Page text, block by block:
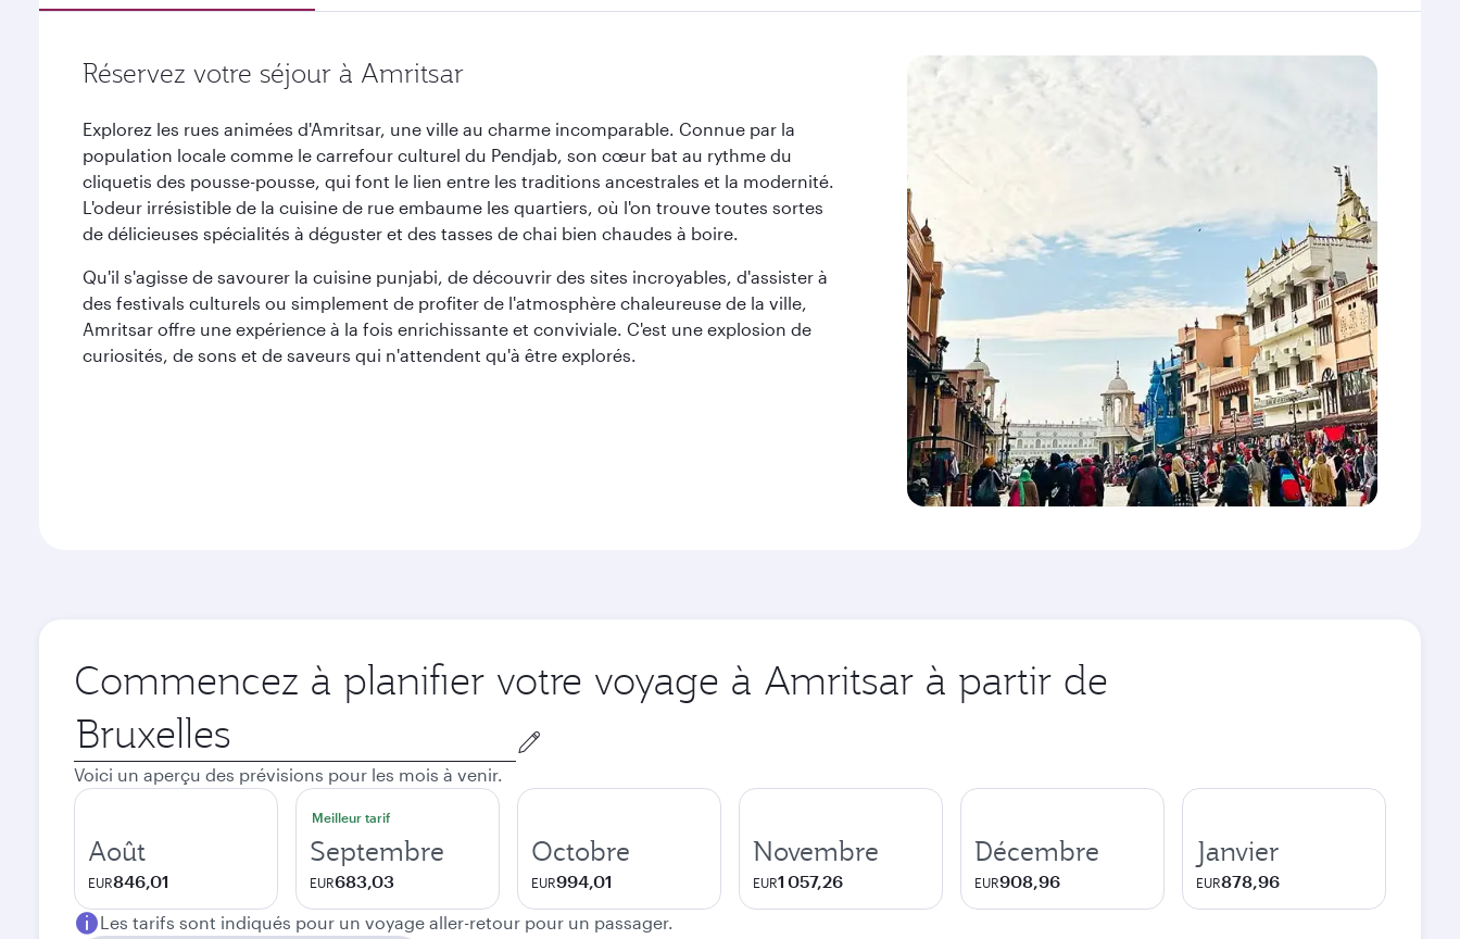
Réservez votre séjour à Amritsar
Explorez les rues animées d'Amritsar, une ville au charme incomparable. Connue par la
population locale comme le carrefour culturel du Pendjab, son cœur bat au rythme du
cliquetis des pousse-pousse, qui font le lien entre les traditions ancestrales et la modernité.
L'odeur irrésistible de la cuisine de rue embaume les quartiers, où l'on trouve toutes sortes
de délicieuses spécialités à déguster et des tasses de chai bien chaudes à boire.
Qu'il s'agisse de savourer la cuisine punjabi, de découvrir des sites incroyables, d'assister à
des festivals culturels ou simplement de profiter de l'atmosphère chaleureuse de la ville,
Amritsar offre une expérience à la fois enrichissante et conviviale. C'est une explosion de
curiosités, de sons et de saveurs qui n'attendent qu'à être explorés.
Commencez à planifier votre voyage à Amritsar à partir de
Ville
de
départ
Voici un aperçu des prévisions pour les mois à venir.
Août
EUR846,01
Meilleur tarif
Septembre
EUR683,03
Octobre
EUR994,01
Novembre
EUR1 057,26
Décembre
EUR908,96
Janvier
EUR878,96
Les tarifs sont indiqués pour un voyage aller-retour pour un passager.